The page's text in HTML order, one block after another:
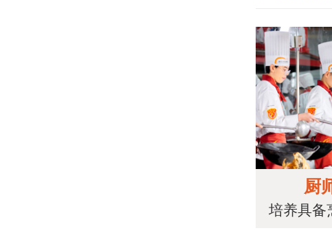
厨
培养具备